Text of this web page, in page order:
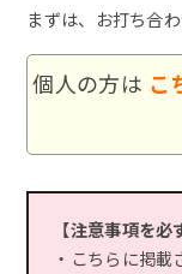
まずは、お打ち合
個人の方は こ
【注意事項を必
・こちらに掲